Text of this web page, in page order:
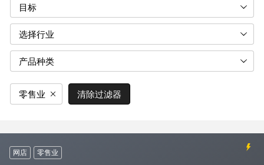
目标
选择行业
产品种类
零售业 清除过滤器
网店 零售业